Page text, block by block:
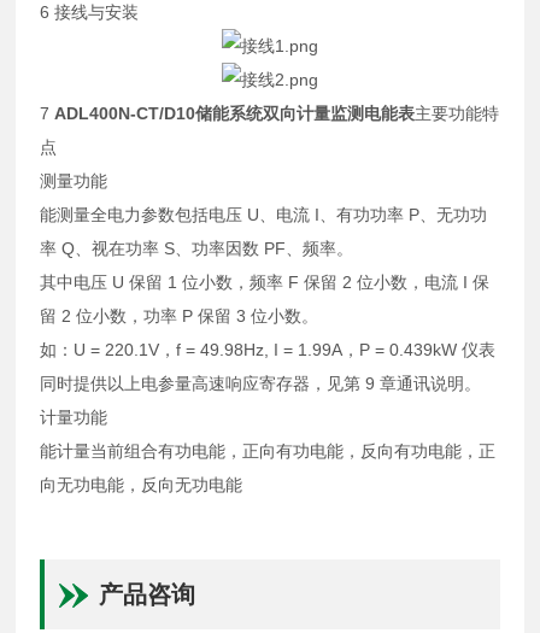
6 接线与安装
7 ADL400N-CT/D10储能系统双向计量监测电能表主要功能特
点
测量功能
能测量全电力参数包括电压 U、电流 I、有功功率 P、无功功
率 Q、视在功率 S、功率因数 PF、频率。
其中电压 U 保留 1 位小数，频率 F 保留 2 位小数，电流 I 保
留 2 位小数，功率 P 保留 3 位小数。
如：U = 220.1V，f = 49.98Hz, I = 1.99A，P = 0.439kW 仪表
同时提供以上电参量高速响应寄存器，见第 9 章通讯说明。
计量功能
能计量当前组合有功电能，正向有功电能，反向有功电能，正
向无功电能，反向无功电能
产品咨询